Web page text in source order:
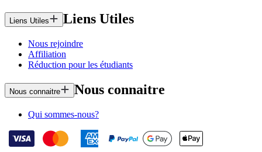
Liens Utiles Liens Utiles
Nous rejoindre
Affiliation
Réduction pour les étudiants
Nous connaitre Nous connaitre
Qui sommes-nous?